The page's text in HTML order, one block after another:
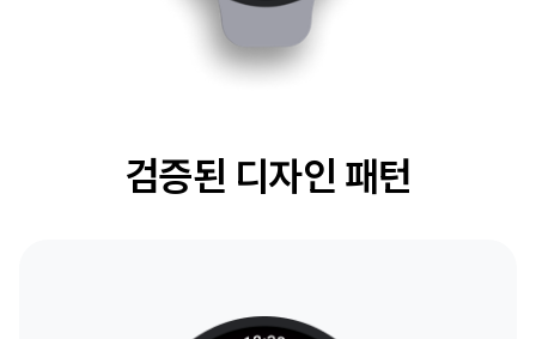
검증된 디자인 패턴